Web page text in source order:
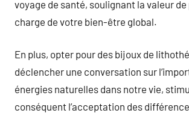
voyage de santé, soulignant la valeur de
charge de votre bien-être global.
En plus, opter pour des bijoux de
déclencher une conversation sur
énergies naturelles dans notre vie,
conséquent l’acceptation des